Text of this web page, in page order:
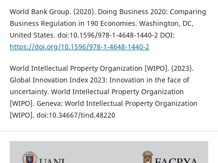
World Bank Group. (2020). Doing Business 2020: Comparing
Business Regulation in 190 Economies. Washington, DC,
United States. doi:10.1596/978-1-4648-1440-2 DOI:
https://doi.org/10.1596/978-1-4648-1440-2
World Intellectual Property Organization [WIPO]. (2023).
Global Innovation Index 2023: Innovation in the face of
uncertainty. World Intellectual Property Organization
[WIPO]. Geneva: World Intellectual Property Organization
[WIPO]. doi:10.34667/tind.48220